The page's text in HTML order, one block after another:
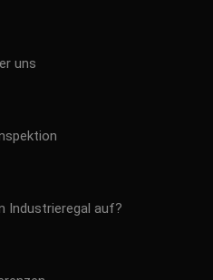
uns
Industrieregal auf?